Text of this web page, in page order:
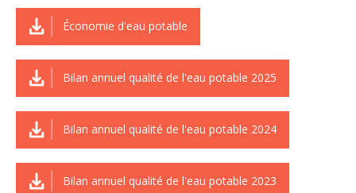
Économie d'eau potable
Bilan annuel qualité de l'eau potable 2025
Bilan annuel qualité de l'eau potable 2024
Bilan annuel qualité de l'eau potable 2023